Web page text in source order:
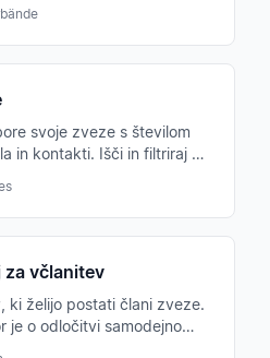
svoje zveze s številom
in kontakti. Išči in filtriraj po
za včlanitev
ki želijo postati člani zveze.
je o odločitvi samodejno